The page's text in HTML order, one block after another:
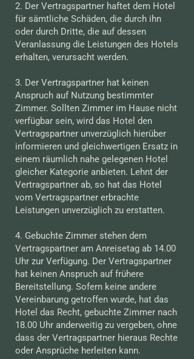
2. Der Vertragspartner haftet dem Hotel
für sämtliche Schäden, die durch ihn
oder durch Dritte, die auf dessen
Veranlassung die Leistungen des Hotels
erhalten, verursacht werden.
3. Der Vertragspartner hat keinen
Anspruch auf Nutzung bestimmter
Zimmer. Sollten Zimmer im Hause nicht
verfügbar sein, wird das Hotel den
Vertragspartner unverzüglich hierüber
informieren und gleichwertigen Ersatz in
einem räumlich nahe gelegenen Hotel
gleicher Kategorie anbieten. Lehnt der
Vertragspartner ab, so hat das Hotel
vom Vertragspartner erbrachte
Leistungen unverzüglich zu erstatten.
4. Gebuchte Zimmer stehen dem
Vertragspartner am Anreisetag ab 14.00
Uhr zur Verfügung. Der Vertragspartner
hat keinen Anspruch auf frühere
Bereitstellung. Sofern keine andere
Vereinbarung getroffen wurde, hat das
Hotel das Recht, gebuchte Zimmer nach
18.00 Uhr anderweitig zu vergeben, ohne
dass der Vertragspartner hieraus Rechte
oder Ansprüche herleiten kann.